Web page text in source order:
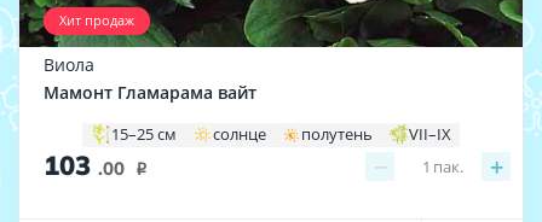
Хит продаж
Виола
Мамонт Гламарама вайт
15–25 см солнце полутень VII–IX
103 .00 i − +
1 пак.